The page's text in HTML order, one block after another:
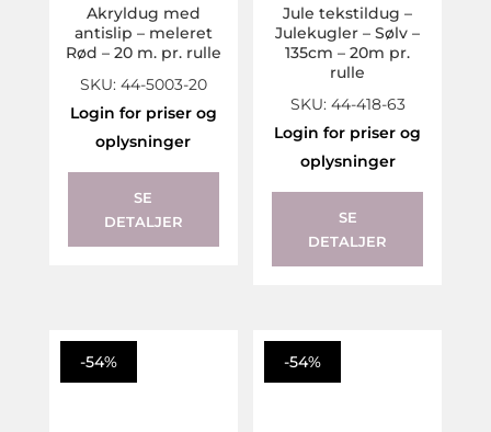
Akryldug med
antislip – meleret
Rød – 20 m. pr. rulle
SKU: 44-5003-20
Login for priser og
oplysninger
SE
DETALJER
Jule tekstildug –
Julekugler – Sølv –
135cm – 20m pr.
rulle
SKU: 44-418-63
Login for priser og
oplysninger
SE
DETALJER
-54% -54%